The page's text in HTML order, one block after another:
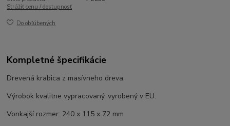
Strážiť cenu / dostupnosť
Do obľúbených
Kompletné špecifikácie
Drevená krabica z masívneho dreva.
Výrobok kvalitne vypracovaný, vyrobený v EU.
Vonkajší rozmer: 240 x 115 x 72 mm